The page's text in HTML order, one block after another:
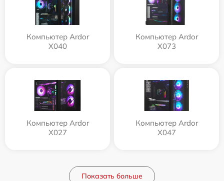
Компьютер Ardor
X040
Компьютер Ardor
X073
Компьютер Ardor
X027
Компьютер Ardor
X047
Показать больше